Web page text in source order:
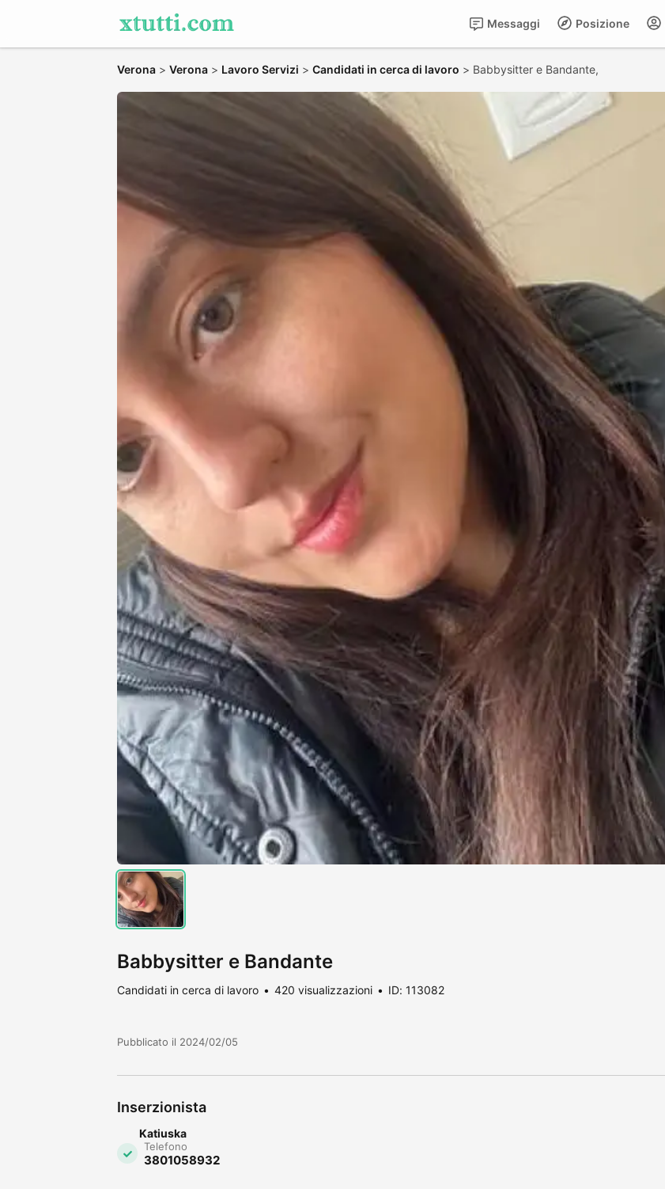
Posizione
Messaggi
Verona > Verona > Lavoro Servizi > Candidati in cerca di lavoro > Babbysitter e Bandante,
Babbysitter e Bandante
Candidati in cerca di lavoro 420 visualizzazioni ID: 113082
Pubblicato il 2024/02/05
Inserzionista
Katiuska
Telefono
3801058932